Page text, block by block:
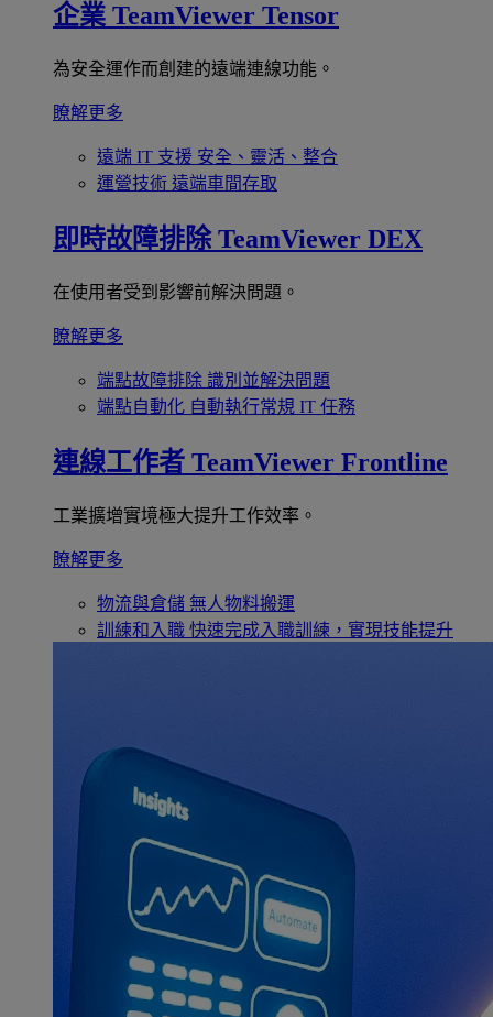
企業 TeamViewer Tensor
為安全運作而創建的遠端連線功能。
瞭解更多
遠端 IT 支援 安全、靈活、整合
運營技術 遠端車間存取
即時故障排除 TeamViewer DEX
在使用者受到影響前解決問題。
瞭解更多
端點故障排除 識別並解決問題
端點自動化 自動執行常規 IT 任務
連線工作者 TeamViewer Frontline
工業擴增實境極大提升工作效率。
瞭解更多
物流與倉儲 無人物料搬運
訓練和入職 快速完成入職訓練，實現技能提升